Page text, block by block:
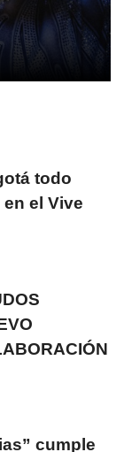
todo
el Vive
cumple